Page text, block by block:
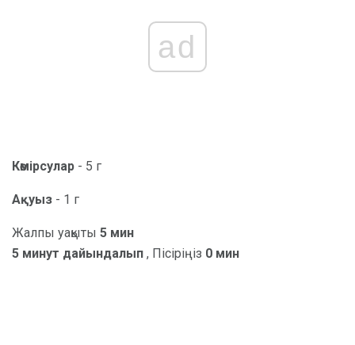
ad
Көмірсулар - 5 г
Ақуыз - 1 г
Жалпы уақыты 5 мин
5 минут дайындалып , Пісіріңіз 0 мин